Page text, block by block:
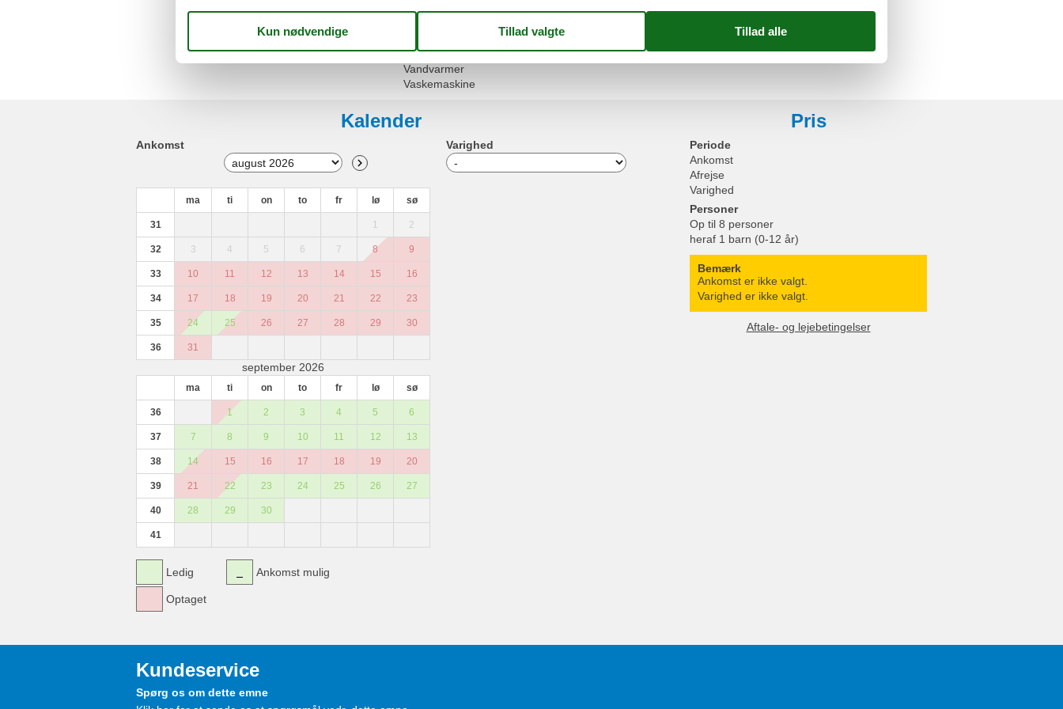
Sengetøj
TV
Vandvarmer
Vaskemaskine
Kalender
Ankomst
ma ti on to fr lø sø
31 1 2
32 3 4 5 6 7 8 9
33 10 11 12 13 14 15 16
34 17 18 19 20 21 22 23
35 24 25 26 27 28 29 30
36 31
september 2026
ma ti on to fr lø sø
36 1 2 3 4 5 6
37 7 8 9 10 11 12 13
38 14 15 16 17 18 19 20
39 21 22 23 24 25 26 27
40 28 29 30
41
Ledig
Optaget
Ankomst mulig
Varighed
Pris
Periode
Ankomst
Afrejse
Varighed
Personer
Op til 8 personer
heraf 1 barn (0-12 år)
Bemærk
Ankomst er ikke valgt.
Varighed er ikke valgt.
Aftale- og lejebetingelser
Kundeservice
Spørg os om dette emne